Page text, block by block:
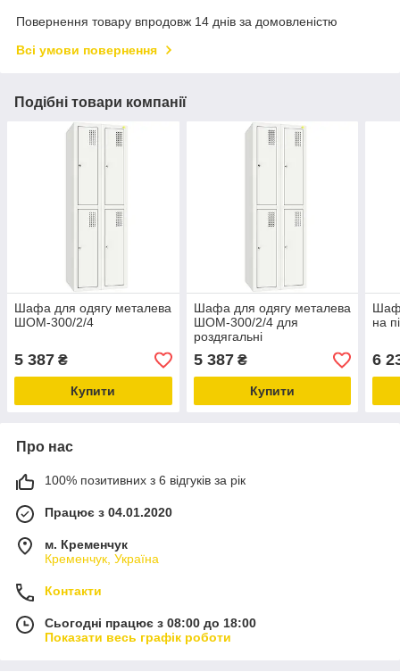
Повернення товару впродовж 14 днів за домовленістю
Всі умови повернення
Подібні товари компанії
Шафа для одягу металева
ШОМ-300/2/4
5 387 ₴
Купити
Шафа для одягу металева
ШОМ-300/2/4 для
роздягальні
5 387₴
Купити
на
6
Про нас
100% позитивних з 6 відгуків за рік
Працює з 04.01.2020
м. Кременчук
Кременчук, Україна
Контакти
Сьогодні працює з 08:00 до 18:00
Показати весь графік роботи